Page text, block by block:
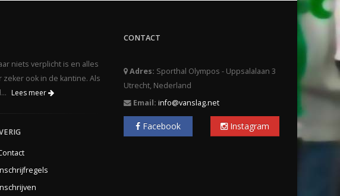
niets verplicht is en alles
ook in de kantine. Als
Lees meer
CONTACT
Adres: Sporthal Olympos - Uppsalalaan 3
Utrecht, Nederland
Email: info@vanslag.net
Facebook Instagram